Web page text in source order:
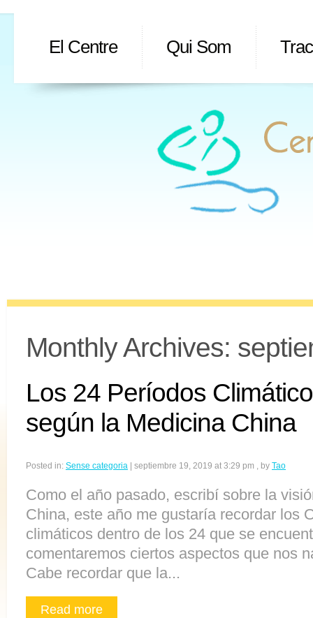
El Centre Qui Som
Monthly Archives:
Los 24 Períodos
según la Medicina China
Posted in: Sense categoria | septiembre 19, 2019 at 3:29 pm , by Tao
Como el año pasado, escribí sobre la
China, este año me gustaría recordar los
climáticos dentro de los 24 que se
comentaremos ciertos aspectos que nos
Cabe recordar que la...
Read more